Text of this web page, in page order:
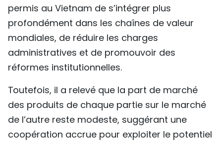
permis au Vietnam de s’intégrer plus
profondément dans les chaînes de valeur
mondiales, de réduire les charges
administratives et de promouvoir des
réformes institutionnelles.
Toutefois, il a relevé que la part de marché
des produits de chaque partie sur le marché
de l’autre reste modeste, suggérant une
coopération accrue pour exploiter le potentiel